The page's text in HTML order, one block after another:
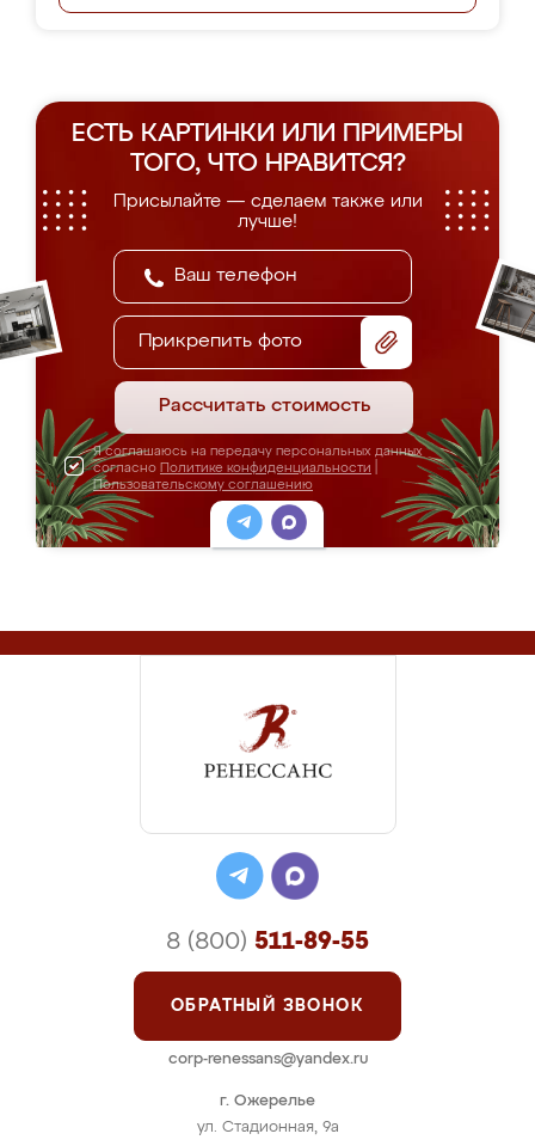
ЕСТЬ КАРТИНКИ ИЛИ ПРИМЕРЫ
ТОГО, ЧТО НРАВИТСЯ?
Присылайте — сделаем также или
лучше!
Прикрепить фото
Рассчитать стоимость
Я соглашаюсь на передачу персональных данных
согласно Политике конфиденциальности
Пользовательскому соглашению
г. Ожерелье
ул. Стадионная, 9а
8 (800) 511-89-55
ОБРАТНЫЙ ЗВОНОК
corp-renessans@yandex.ru